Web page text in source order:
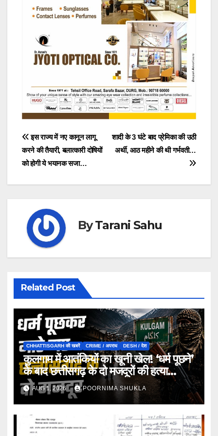
Post
navigation
शादी के 3 घंटे बाद प्रेमिका की उठी
अर्थी, आठ महीने की थी गर्भवती…
इस राज्य में नए कानून लागू
करने की तैयारी, बलात्कारी दोषियों
को होगी ये भयानक सजा…
ByTarani Sahu
Related Post
CHHATTISGARH की खबरें CRIME / अपराध DESH / देश
कुलगाम में आतंकियों का खूनी खेल! ‘धर्म पूछने’
के बाद छत्तीसगढ़ के दो मजदूरों की हत्या…
AUG 1, 2026 POORNIMA SHUKLA